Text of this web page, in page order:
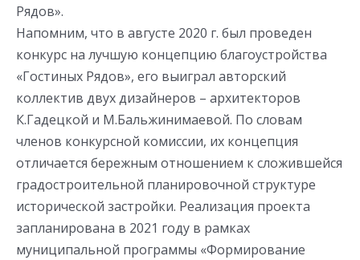
Рядов».
Напомним, что в августе 2020 г. был проведен
конкурс на лучшую концепцию благоустройства
«Гостиных Рядов», его выиграл авторский
коллектив двух дизайнеров – архитекторов
К.Гадецкой и М.Бальжинимаевой. По словам
членов конкурсной комиссии, их концепция
отличается бережным отношением к сложившейся
градостроительной планировочной структуре
исторической застройки. Реализация проекта
запланирована в 2021 году в рамках
муниципальной программы «Формирование